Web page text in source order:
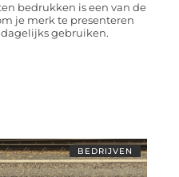
bedrukken is een van de
je merk te presenteren
gebruiken.
BEDRIJVEN